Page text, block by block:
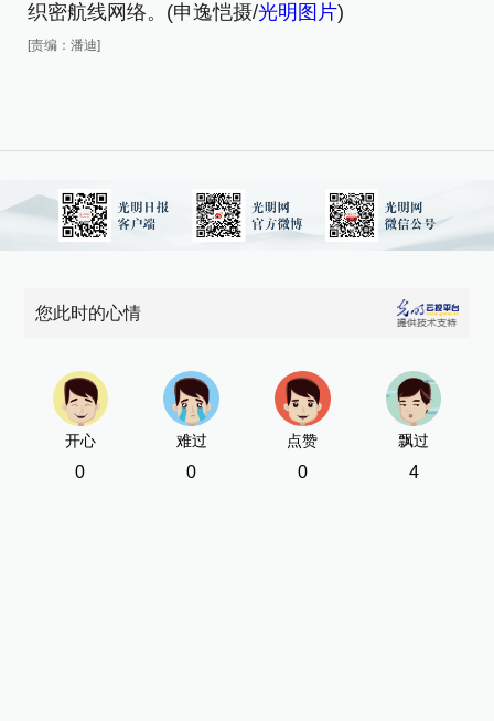
织密航线网络。(申逸恺摄/光明图片)
[责编：潘迪]
您此时的心情
开心
0
难过
0
点赞
0
飘过
4